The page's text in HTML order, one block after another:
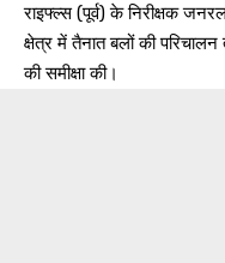
राइफ्ल्स (पूर्व) के निरीक्षक
क्षेत्र में तैनात बलों की
की समीक्षा की।